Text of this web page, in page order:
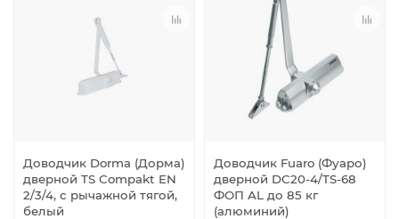
Доводчик Dorma (Дорма)
дверной TS Compakt EN
2/3/4, с рычажной тягой,
белый
Доводчик Fuaro (Фуаро)
дверной DC20-4/TS-68
ФОП AL до 85 кг
(алюминий)